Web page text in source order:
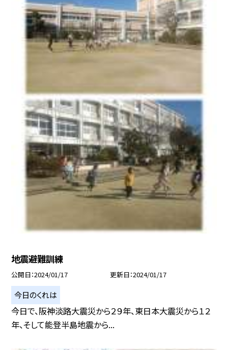
地震避難訓練
公開日 2024/01/17 更新日 2024/01/17
今日のくれは
今日で、阪神淡路大震災から２９年、東日本大震災から１２
年、そして能登半島地震から...